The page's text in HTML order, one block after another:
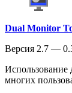
Dual Monitor
Версия 2.7 —
Использование
многих